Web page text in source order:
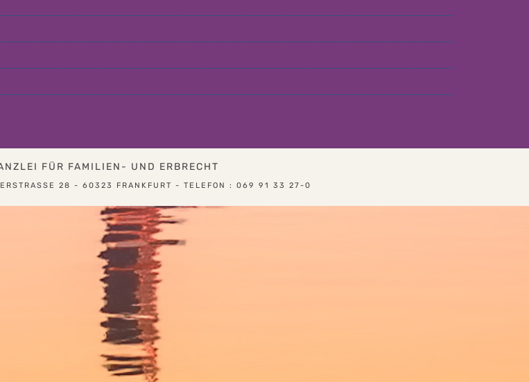
FÜR FAMILIEN- UND ERBRECHT
28 - 60323 FRANKFURT - TELEFON : 069 91 33 27-0